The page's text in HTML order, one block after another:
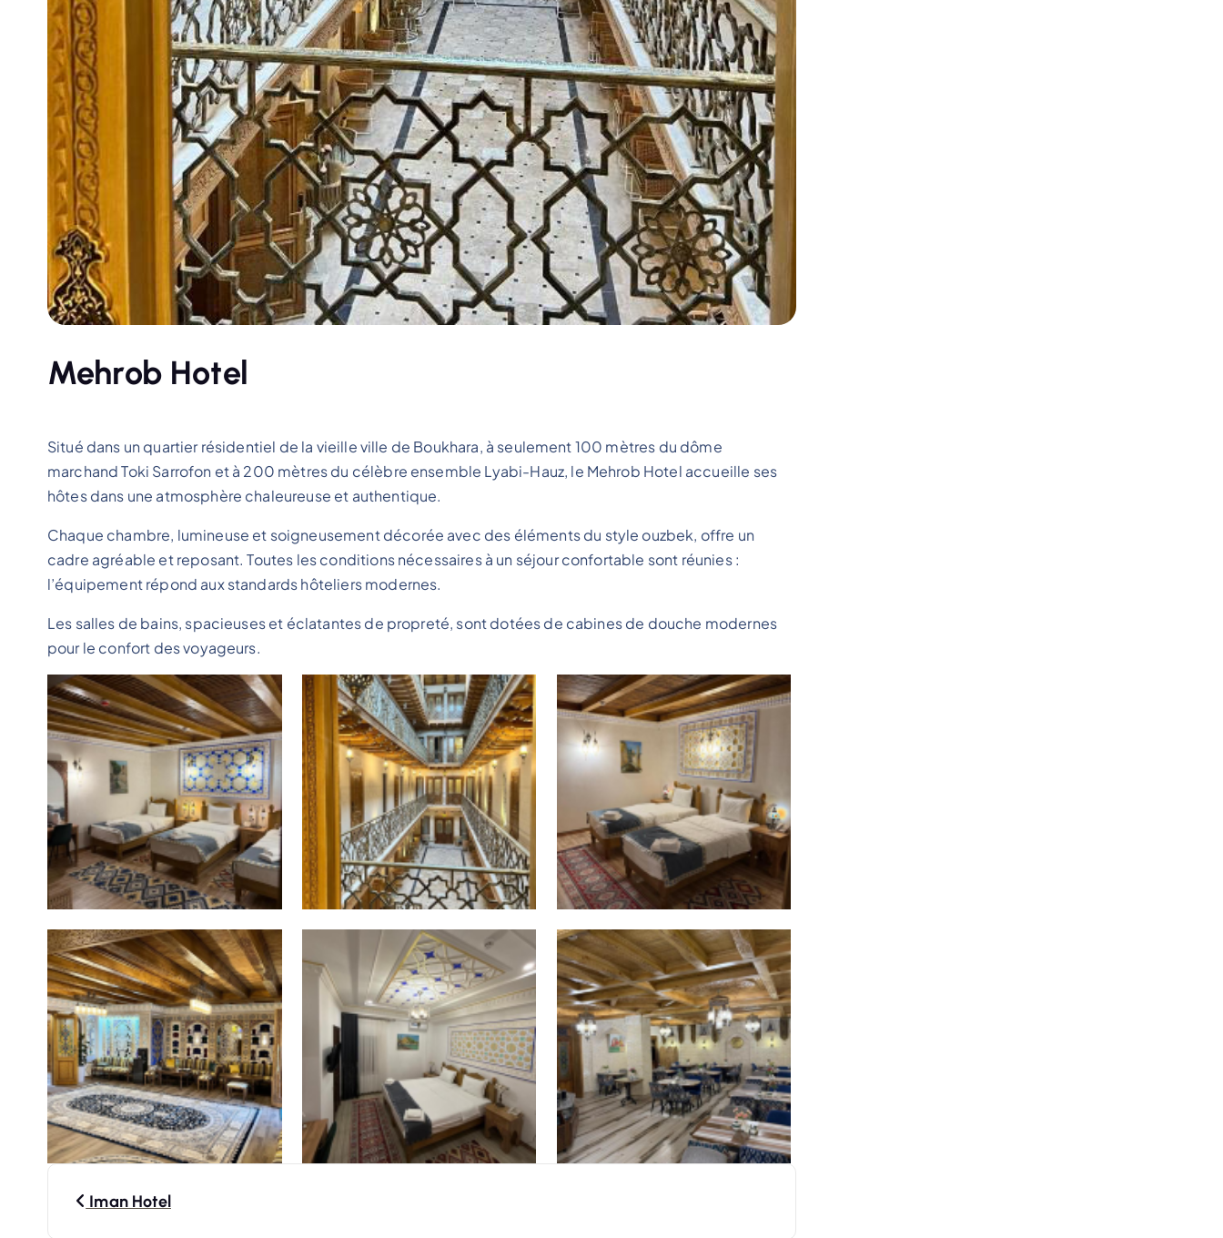
Mehrob Hotel
Situé dans un quartier résidentiel de la vieille ville de Boukhara, à seulement 100 mètres du dôme
marchand Toki Sarrofon et à 200 mètres du célèbre ensemble Lyabi-Hauz, le Mehrob Hotel accueille ses
hôtes dans une atmosphère chaleureuse et authentique.
Chaque chambre, lumineuse et soigneusement décorée avec des éléments du style ouzbek, offre un
cadre agréable et reposant. Toutes les conditions nécessaires à un séjour confortable sont réunies :
l’équipement répond aux standards hôteliers modernes.
Les salles de bains, spacieuses et éclatantes de propreté, sont dotées de cabines de douche modernes
pour le confort des voyageurs.
Iman Hotel